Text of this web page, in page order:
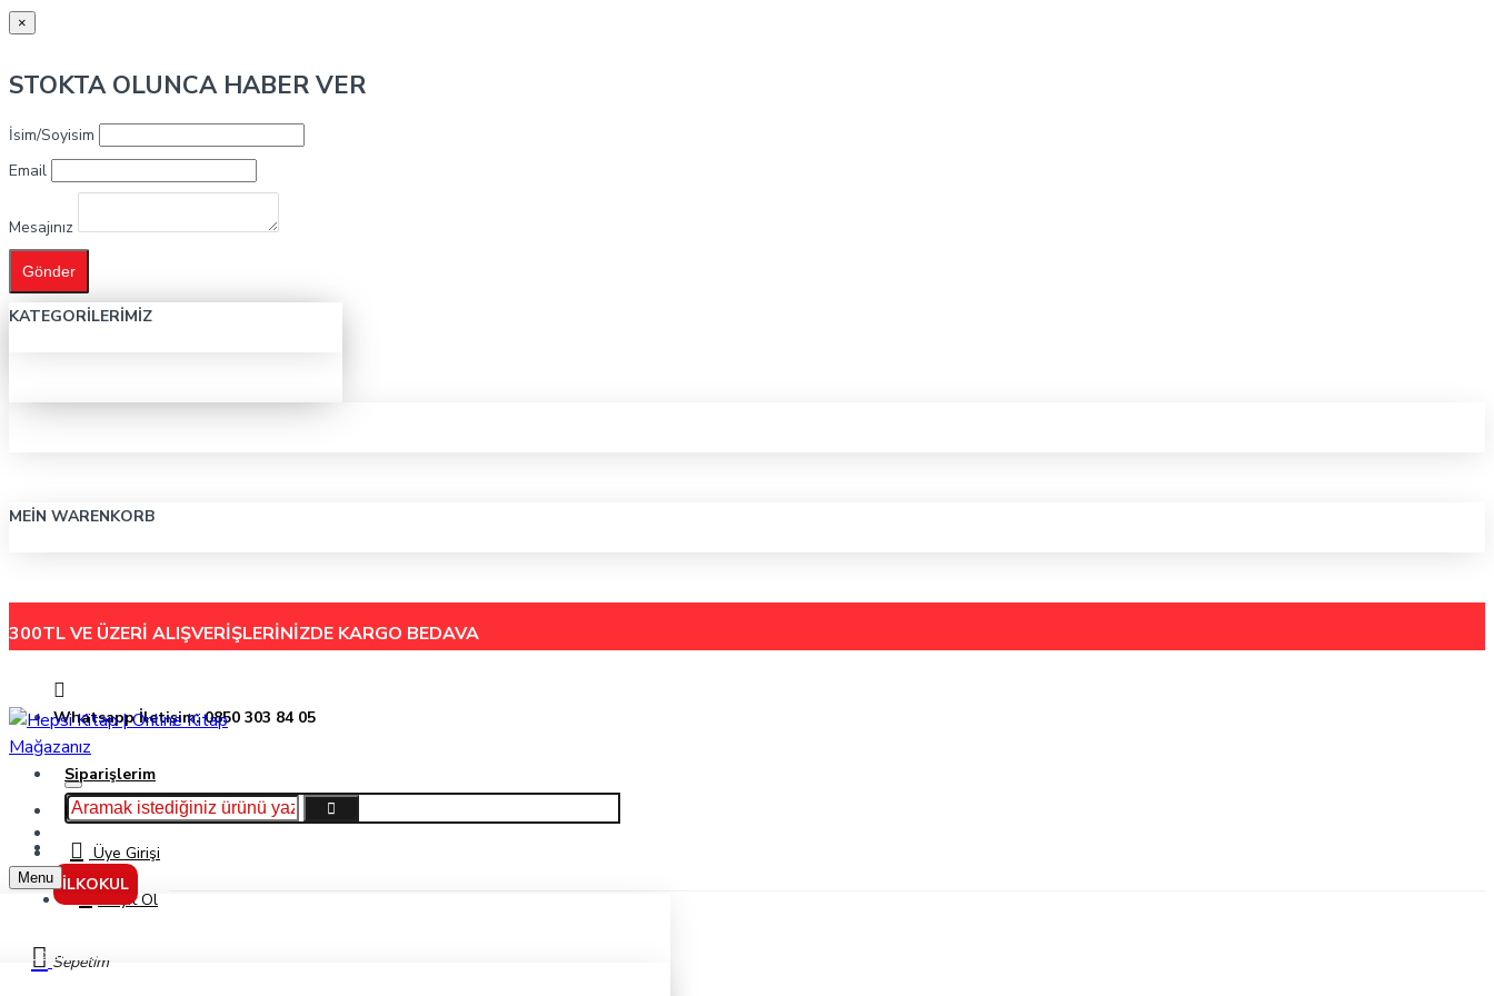
×
STOKTA OLUNCA HABER VER
İsim/Soyisim
Email
Mesajınız
Gönder
KATEGORILERIMIZ
MEIN WARENKORB
300TL VE ÜZERİ ALIŞVERİŞLERİNİZDE KARGO BEDAVA
Whatsapp İletişim: 0850 303 84 05
Siparişlerim
Hakkımızda
İletişimÜye Girişi
Kayıt Ol
Sepetim
İLKOKUL
Menu
Yardımcı Kaynak